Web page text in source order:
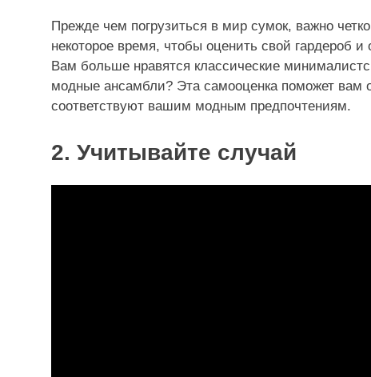
Прежде чем погрузиться в мир сумок, важно
некоторое время, чтобы оценить свой гардероб
Вам больше нравятся классические
модные ансамбли? Эта самооценка поможет вам
соответствуют вашим модным предпочтениям.
2. Учитывайте случай